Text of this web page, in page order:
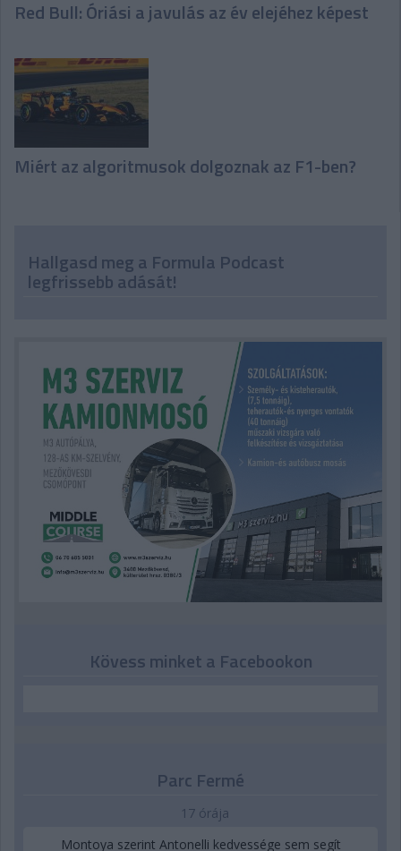
Red Bull: Óriási a javulás az év elejéhez képest
Miért az algoritmusok dolgoznak az F1-ben?
Hallgasd meg a Formula Podcast
legfrissebb adását!
Kövess minket a Facebookon
Parc Fermé
17 órája
Montoya szerint Antonelli kedvessége sem segít